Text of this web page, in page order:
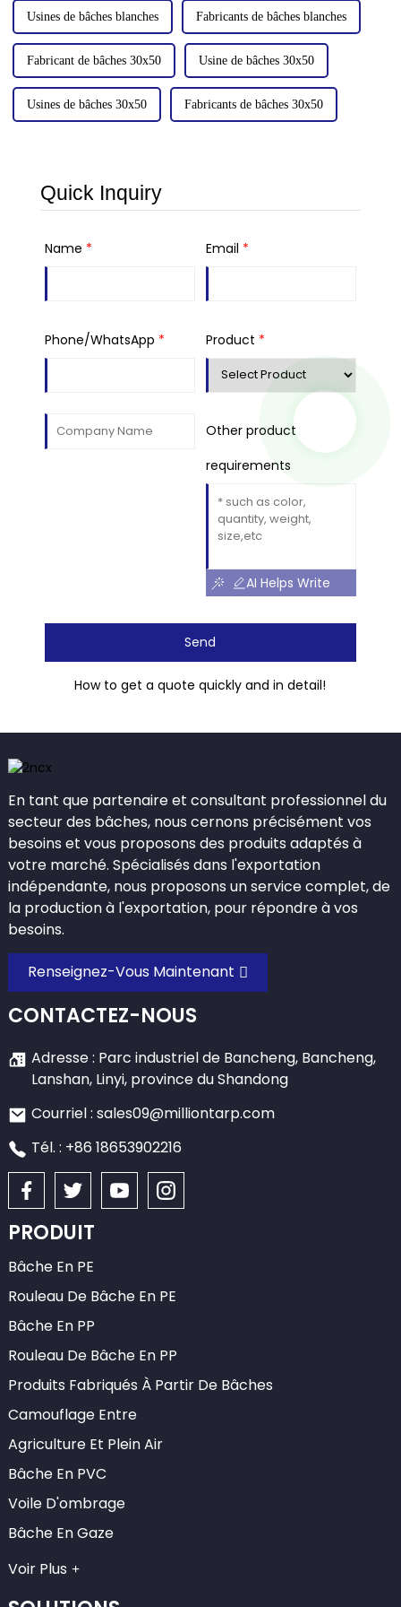
Usines de bâches blanches Fabricants de bâches blanches
Fabricant de bâches 30x50 Usine de bâches 30x50
Usines de bâches 30x50 Fabricants de bâches 30x50
Quick Inquiry
Name * Email *
Phone/WhatsApp * Product *
Other product
requirements
AI Helps Write
Send
How to get a quote quickly and in detail!
En tant que partenaire et consultant professionnel du
secteur des bâches, nous cernons précisément vos
besoins et vous proposons des produits adaptés à
votre marché. Spécialisés dans l'exportation
indépendante, nous proposons un service complet, de
la production à l'exportation, pour répondre à vos
besoins.
Renseignez-Vous Maintenant
CONTACTEZ-NOUS
Adresse : Parc industriel de Bancheng, Bancheng,
Lanshan, Linyi, province du Shandong
Courriel : sales09@milliontarp.com
Tél. : +86 18653902216
PRODUIT
Bâche En PE
Rouleau De Bâche En PE
Bâche En PP
Rouleau De Bâche En PP
Produits Fabriqués À Partir De Bâches
Camouflage Entre
Agriculture Et Plein Air
Bâche En PVC
Voile D'ombrage
Bâche En Gaze
Voir Plus